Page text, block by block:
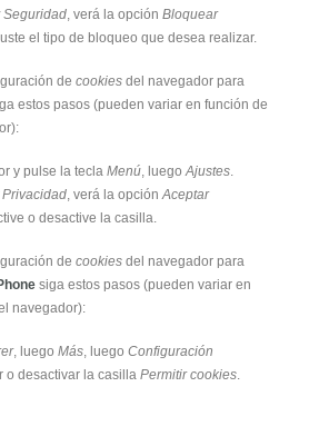
Seguridad, verá la opción Bloquear
el tipo de bloqueo que desea realizar.
de cookies del navegador para
estos pasos (pueden variar en función de
y pulse la tecla Menú, luegoAjustes.
, verá la opciónAceptar
o desactive la casilla.
de cookies del navegador para
siga estos pasos (pueden variar en
navegador):
, luego Más, luego Configuración
o desactivar la casilla Permitir cookies.